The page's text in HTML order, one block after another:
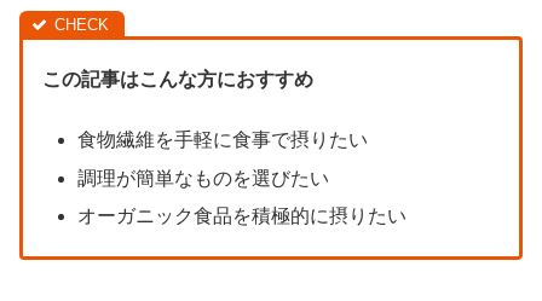
この記事はこんな方におすすめ
食物繊維を手軽に食事で摂りたい
調理が簡単なものを選びたい
オーガニック食品を積極的に摂りたい